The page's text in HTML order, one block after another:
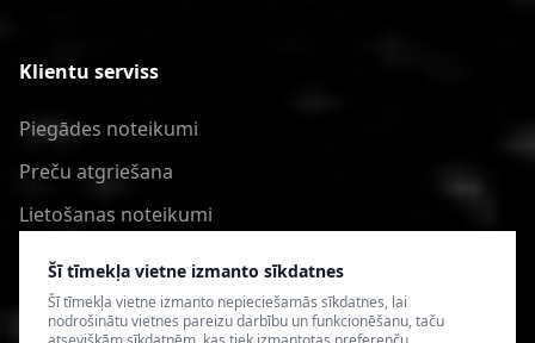
Šī tīmekļa vietne izmanto sīkdatnes
Šī tīmekļa vietne izmanto nepieciešamās sīkdatnes, lai
nodrošinātu vietnes pareizu darbību un funkcionēšanu, taču
Klientu serviss
Piegādes noteikumi
Preču atgriešana
Lietošanas noteikumi
Privātuma politika